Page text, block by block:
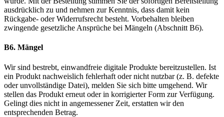
ausdrücklich zu und nehmen zur Kenntnis, dass damit kein
Rückgabe- oder Widerrufsrecht besteht. Vorbehalten bleiben
zwingende gesetzliche Ansprüche bei Mängeln (Abschnitt B6).
B6. Mängel
Wir sind bestrebt, einwandfreie digitale Produkte bereitzustellen. Ist
ein Produkt nachweislich fehlerhaft oder nicht nutzbar (z. B. defekte
oder unvollständige Datei), melden Sie sich bitte umgehend. Wir
stellen das Produkt erneut oder in korrigierter Form zur Verfügung.
Gelingt dies nicht in angemessener Zeit, erstatten wir den
entsprechenden Betrag.